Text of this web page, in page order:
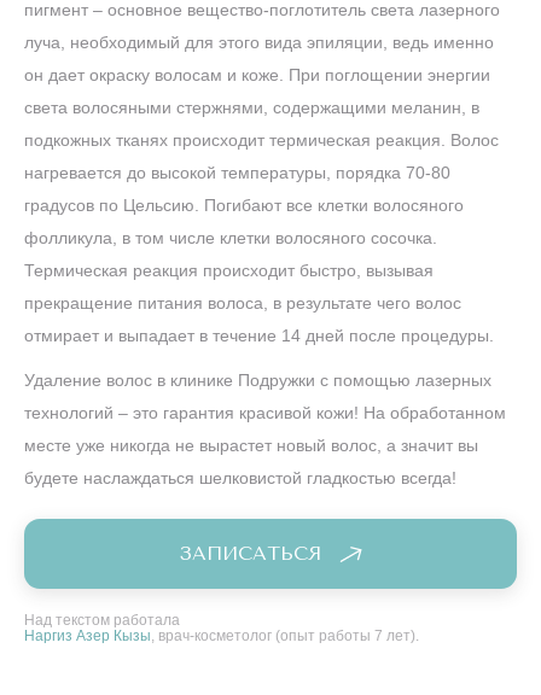
пигмент – основное вещество-поглотитель света лазерного
луча, необходимый для этого вида эпиляции, ведь именно
он дает окраску волосам и коже. При поглощении энергии
света волосяными стержнями, содержащими меланин, в
подкожных тканях происходит термическая реакция. Волос
нагревается до высокой температуры, порядка 70-80
градусов по Цельсию. Погибают все клетки волосяного
фолликула, в том числе клетки волосяного сосочка.
Термическая реакция происходит быстро, вызывая
прекращение питания волоса, в результате чего волос
отмирает и выпадает в течение 14 дней после процедуры.
Удаление волос в клинике Подружки с помощью лазерных
технологий – это гарантия красивой кожи! На обработанном
месте уже никогда не вырастет новый волос, а значит вы
будете наслаждаться шелковистой гладкостью всегда!
ЗАПИСАТЬСЯ
Над текстом работала
Наргиз Азер Кызы, врач-косметолог (опыт работы 7 лет).